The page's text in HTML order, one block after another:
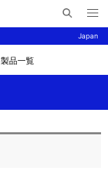
Japan
イ
メ
ニ
ュ
製品一覧